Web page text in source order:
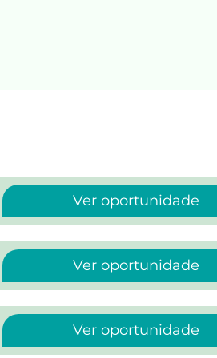
Ver oportunidade
Ver oportunidade
Ver oportunidade